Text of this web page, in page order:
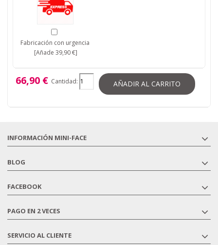
Fabricación con urgencia
[Añade 39,90 €]
66,90 € Cantidad: AÑADIR AL CARRITO
INFORMACIÓN MINI-FACE
BLOG
FACEBOOK
PAGO EN 2 VECES
SERVICIO AL CLIENTE